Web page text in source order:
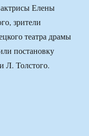
Елены
зрители
театра драмы
постановку
Л. Толстого.